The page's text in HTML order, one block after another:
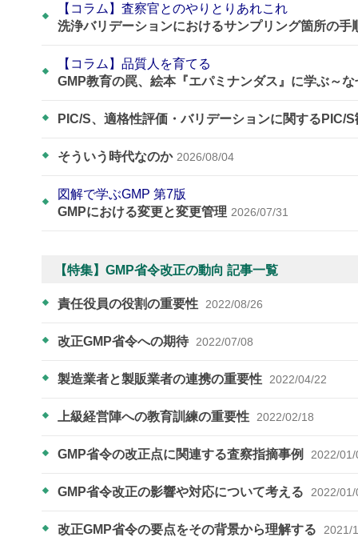
【コラム】査察官とのやりとりあれこれ
洗浄バリデーションにおけるサンプリング箇所の手
【コラム】品質人を育てる
GMP教育の罠、絵本『エパミナンダス』に学ぶ～
PIC/S、適格性評価・バリデーションに関するPIC/
そういう時代なのか 2026/08/04
図解で学ぶGMP 第7版
GMPにおける変更と変更管理 2026/07/31
【特集】GMP省令改正の動向 記事一覧
責任役員の役割の重要性 2022/08/26
改正GMP省令への期待 2022/07/08
製造業者と製販業者の連携の重要性 2022/04/22
上級経営陣への教育訓練の重要性 2022/02/18
GMP省令の改正点に関連する査察指摘事例 2022/01/
GMP省令改正の影響や対応について考える 2022/01/
改正GMP省令の要点をその背景から理解する 2021/